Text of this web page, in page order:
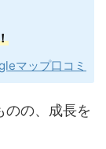
マップ口コミ
のの、成長を